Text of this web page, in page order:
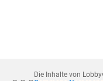
Die Inhalte von